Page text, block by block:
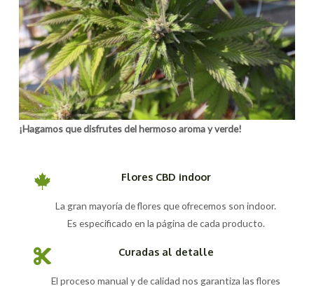
¡Hagamos que disfrutes del hermoso aroma y verde!
Flores CBD indoor
La gran mayoría de flores que ofrecemos son indoor.
Es especificado en la página de cada producto.
Curadas al detalle
El proceso manual y de calidad nos garantiza las flores